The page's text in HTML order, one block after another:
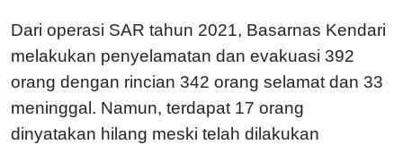
Dari operasi SAR tahun 2021, Basarnas Kendari
melakukan penyelamatan dan evakuasi 392
orang dengan rincian 342 orang selamat dan 33
meninggal. Namun, terdapat 17 orang
dinyatakan hilang meski telah dilakukan